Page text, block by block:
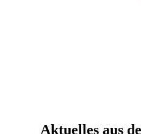
Aktuelles aus